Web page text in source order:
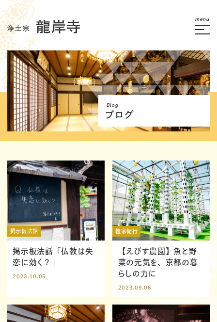
menu
Blog
ブログ
掲示板法話
掲示板法話「仏教は失
恋に効く？」
2023.10.05
檀家紀行
【えびす農園】魚と野
菜の元気を、京都の暮
らしの力に
2023.09.06